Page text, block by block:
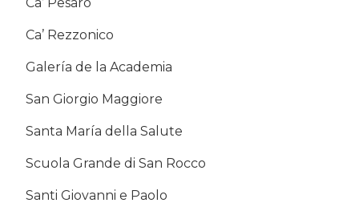
Ca’ Rezzonico
Galería de la Academia
San Giorgio Maggiore
Santa María della Salute
Scuola Grande di San Rocco
Santi Giovanni e Paolo